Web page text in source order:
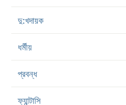
দু:খদায়ক
ধর্মীয়
প্রবন্ধ
ফ্যান্টাসি